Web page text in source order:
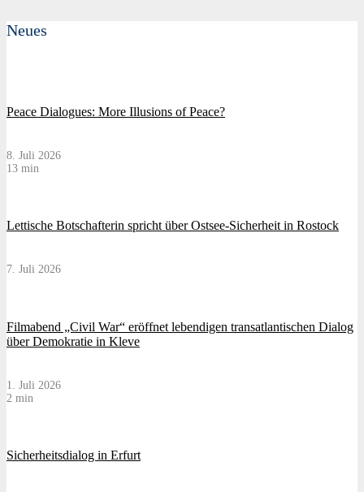
Neues
Peace Dialogues: More Illusions of Peace?
8. Juli 2026
13 min
Lettische Botschafterin spricht über Ostsee-Sicherheit in Rostock
7. Juli 2026
Filmabend „Civil War“ eröffnet lebendigen transatlantischen Dialog
über Demokratie in Kleve
1. Juli 2026
2 min
Sicherheitsdialog in Erfurt